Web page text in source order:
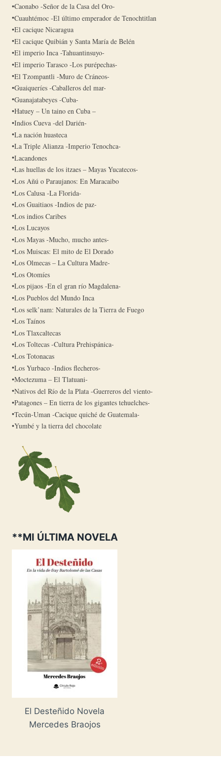
Caonabo -Señor de la Casa del Oro-
Cuauhtémoc -El último emperador de Tenochtitlan
El cacique Nicaragua
El cacique Quibián y Santa María de Belén
El imperio Inca -Tahuantinsuyo-
El imperio Tarasco -Los purépechas-
El Tzompantli -Muro de Cráneos-
Guaiqueríes -Caballeros del mar-
Guanajatabeyes -Cuba-
Hatuey – Un taino en Cuba –
Indios Cueva -del Darién-
La nación huasteca
La Triple Alianza -Imperio Tenochca-
Lacandones
Las huellas de los itzaes – Mayas Yucatecos-
Los Añú o Paraujanos: En Maracaibo
Los Calusa -La Florida-
Los Guaitiaos -Indios de paz-
Los indios Caribes
Los Lucayos
Los Mayas -Mucho, mucho antes-
Los Muiscas: El mito de El Dorado
Los Olmecas – La Cultura Madre-
Los Otomíes
Los pijaos -En el gran río Magdalena-
Los Pueblos del Mundo Inca
Los selk’nam: Naturales de la Tierra de Fuego
Los Taínos
Los Tlaxcaltecas
Los Toltecas -Cultura Prehispánica-
Los Totonacas
Los Yurbaco -Indios flecheros-
Moctezuma – El Tlatuani-
Nativos del Río de la Plata -Guerreros del viento-
Patagones – En tierra de los gigantes tehuelches-
Tecún-Uman -Cacique quiché de Guatemala-
Yumbé y la tierra del chocolate
**MI ÚLTIMA NOVELA
El Desteñido Novela
Mercedes Braojos